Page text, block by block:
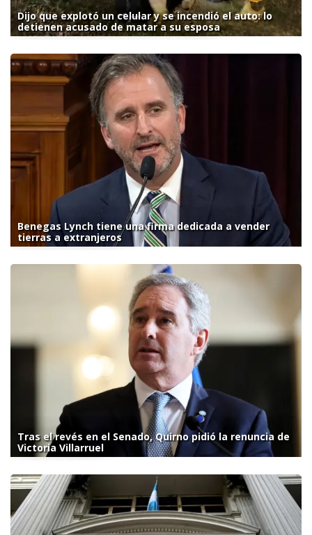
Dijo que explotó un celular y se incendió el auto: lo
detienen acusado de matar a su esposa
Benegas Lynch tiene una firma dedicada a vender
tierras a extranjeros
Tras el revés en el Senado, Quirno pidió la renuncia de
Victoria Villarruel